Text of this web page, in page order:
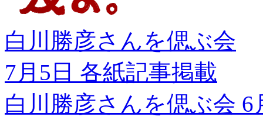
白川勝彦さんを偲ぶ会
7月5日 各紙記事掲載
白川勝彦さんを偲ぶ会 6